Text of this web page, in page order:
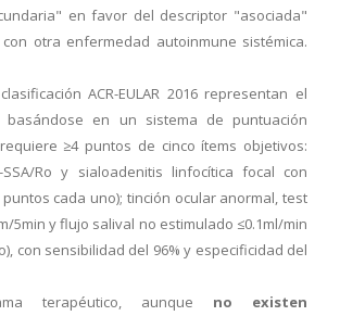
en favor del descriptor "asociada"
otra enfermedad autoinmune sistémica.
ACR-EULAR 2016 representan el
basándose en un sistema de puntuación
≥4 puntos de cinco ítems objetivos:
Ro y sialoadenitis linfocítica focal con
cada uno); tinción ocular anormal, test
5min y flujo salival no estimulado ≤0.1ml/min
con sensibilidad del 96% y especificidad del
terapéutico, aunque no existen